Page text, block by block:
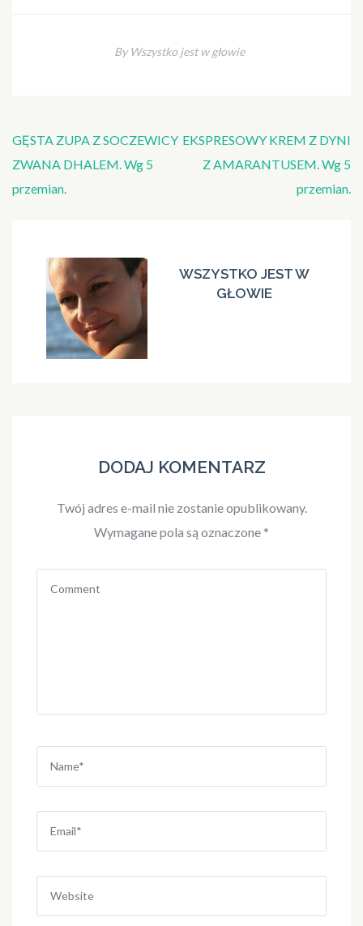
By Wszystko jest w głowie
Nawigacja
wpisu
GĘSTA ZUPA Z SOCZEWICY
ZWANA DHALEM. Wg 5
przemian.
EKSPRESOWY KREM Z DYNI
Z AMARANTUSEM. Wg 5
przemian.
WSZYSTKO JEST W
GŁOWIE
DODAJ KOMENTARZ
Twój adres e-mail nie zostanie opublikowany.
Wymagane pola są oznaczone *